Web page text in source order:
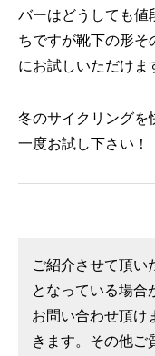
バーはどうしても値
ちですが靴下の形そ
にお試しいただけま
冬のサイクリングを
一度お試し下さい！
ご紹介させて頂い
となっている場合
お問い合わせ頂け
きます。その他ご